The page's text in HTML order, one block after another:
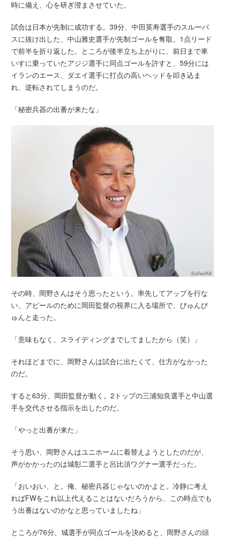
時に備え、心を研ぎ澄まさせていた。
試合は日本が先制に成功する。39分、中田英寿選手のスルーパ
スに抜け出した、中山雅史選手が先制ゴールを奪取。1点リード
で前半を折り返した。ところが後半立ち上がりに、前日まで車
いすに乗っていたアジジ選手に同点ゴールを許すと、59分には
イランのエース、ダエイ選手に打点の高いヘッドを叩き込ま
れ、逆転されてしまうのだ。
「秘密兵器の出番が来たな」
その時、岡野さんはそう思ったという。率先してアップを行な
い、アピールのために岡田監督の視界に入る場所で、びゅんび
ゅんと走った。
「意味もなく、スライディングまでしてましたから（笑）」
それほどまでに、岡野さんは試合に出たくて、仕方がなかった
のだ。
すると63分、岡田監督が動く。2トップの三浦知良選手と中山選
手を交代させる指示を出したのだ。
「やっと出番が来た」
そう思い、岡野さんはユニホームに着替えようとしたのだが、
声がかかったのは城彰二選手と呂比須ワグナー選手だった。
「おいおい、と。俺、秘密兵器じゃないのかよと。冷静に考え
ればFWをこれ以上代えることはないだろうから、この時点でも
う出番はないのかなと思っていましたね」
ところが76分、城選手が同点ゴールを決めると、岡野さんの頭